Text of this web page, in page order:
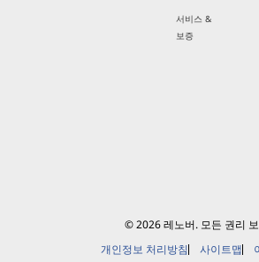
서비스 &
보증
© 2026 레노버. 모든 권리
개인정보 처리방침
사이트맵